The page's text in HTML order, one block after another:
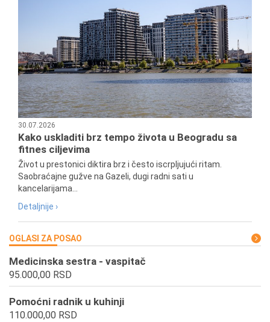
30.07.2026
Kako uskladiti brz tempo života u Beogradu sa
fitnes ciljevima
Život u prestonici diktira brz i često iscrpljujući ritam.
Saobraćajne gužve na Gazeli, dugi radni sati u
kancelarijama...
Detaljnije ›
OGLASI ZA POSAO
Medicinska sestra - vaspitač
95.000,00 RSD
Pomoćni radnik u kuhinji
110.000,00 RSD